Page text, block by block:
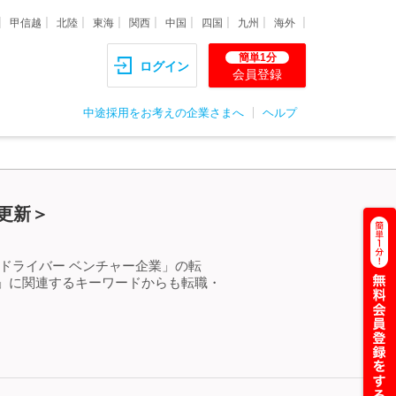
甲信越 北陸 東海 関西 中国 四国 九州 海外
ログイン
簡単1分
会員登録
中途採用をお考えの企業さまへ ヘルプ
新＞
ライバー ベンチャー企業」の転
関連するキーワードからも転職・